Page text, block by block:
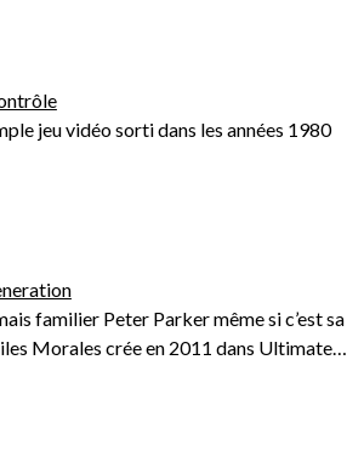
jeu vidéo sorti dans les années 1980
familier Peter Parker même si c’est sa
Morales crée en 2011 dans Ultimate…